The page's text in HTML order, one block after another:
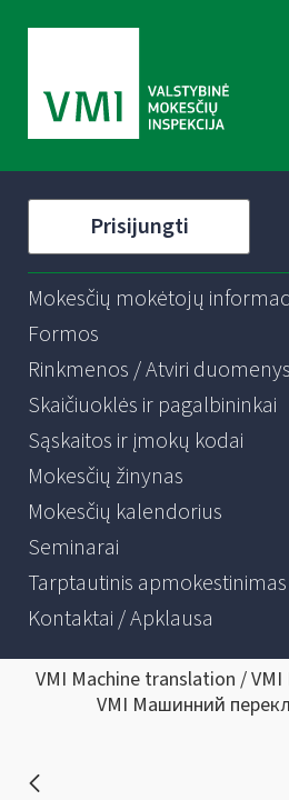
Prisijungti
Mokesčių mokėtojų
Formos
Rinkmenos / Atviri duomenys
Skaičiuoklės ir pagalbininkai
Sąskaitos ir įmokų kodai
Mokesčių žinynas
Mokesčių kalendorius
Seminarai
Tarptautinis apmokestinimas
Kontaktai / Apklausa
VMI Machine translation /
VMI Машинний